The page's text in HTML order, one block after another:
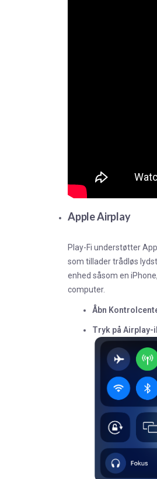
Apple Airplay
Play-Fi understøtter
som tillader trådløs
enhed såsom en
computer.
Åbn
Tryk på Airplay-